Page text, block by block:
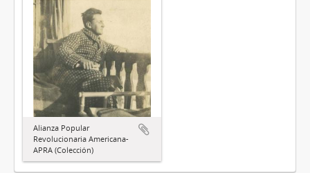
Alianza Popular
Revolucionaria Americana-
APRA (Colección)